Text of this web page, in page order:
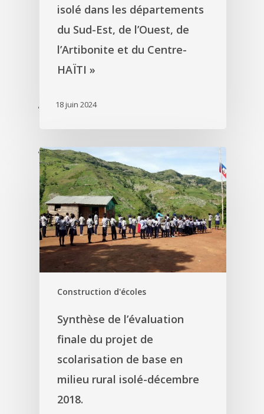
'
isolé dans les départements
du Sud-Est, de l’Ouest, de
l’Artibonite et du Centre-
HAÏTI »
18 juin 2024
'
Construction d'écoles
Synthèse de l’évaluation
finale du projet de
scolarisation de base en
milieu rural isolé-décembre
2018.